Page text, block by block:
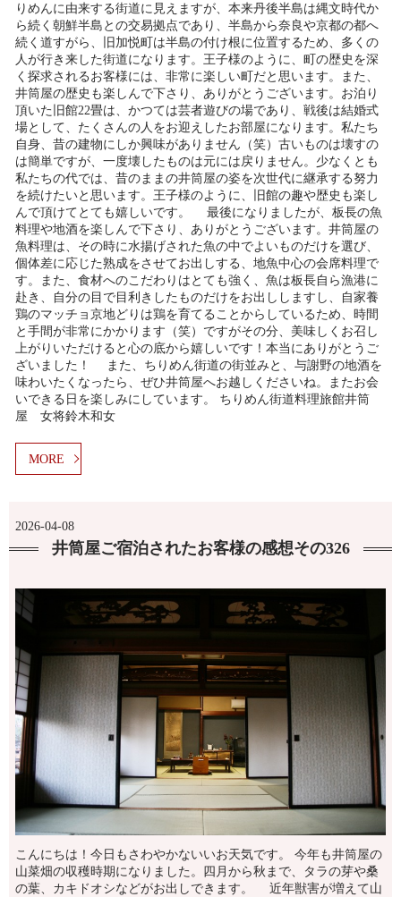
りめんに由来する街道に見えますが、本来丹後半島は縄文時代か
ら続く朝鮮半島との交易拠点であり、半島から奈良や京都の都へ
続く道すがら、旧加悦町は半島の付け根に位置するため、多くの
人が行き来した街道になります。王子様のように、町の歴史を深
く探求されるお客様には、非常に楽しい町だと思います。また、
井筒屋の歴史も楽しんで下さり、ありがとうございます。お泊り
頂いた旧館22畳は、かつては芸者遊びの場であり、戦後は結婚式
場として、たくさんの人をお迎えしたお部屋になります。私たち
自身、昔の建物にしか興味がありません（笑）古いものは壊すの
は簡単ですが、一度壊したものは元には戻りません。少なくとも
私たちの代では、昔のままの井筒屋の姿を次世代に継承する努力
を続けたいと思います。王子様のように、旧館の趣や歴史も楽し
んで頂けてとても嬉しいです。 最後になりましたが、板長の魚
料理や地酒を楽しんで下さり、ありがとうございます。井筒屋の
魚料理は、その時に水揚げされた魚の中でよいものだけを選び、
個体差に応じた熟成をさせてお出しする、地魚中心の会席料理で
す。また、食材へのこだわりはとても強く、魚は板長自ら漁港に
赴き、自分の目で目利きしたものだけをお出ししますし、自家養
鶏のマッチョ京地どりは鶏を育てることからしているため、時間
と手間が非常にかかります（笑）ですがその分、美味しくお召し
上がりいただけると心の底から嬉しいです！本当にありがとうご
ざいました！ また、ちりめん街道の街並みと、与謝野の地酒を
味わいたくなったら、ぜひ井筒屋へお越しくださいね。またお会
いできる日を楽しみにしています。 ちりめん街道料理旅館井筒
屋 女将鈴木和女
MORE
2026-04-08
井筒屋ご宿泊されたお客様の感想その326
こんにちは！今日もさわやかないいお天気です。 今年も井筒屋の
山菜畑の収穫時期になりました。四月から秋まで、タラの芽や桑
の葉、カキドオシなどがお出しできます。 近年獣害が増えて山